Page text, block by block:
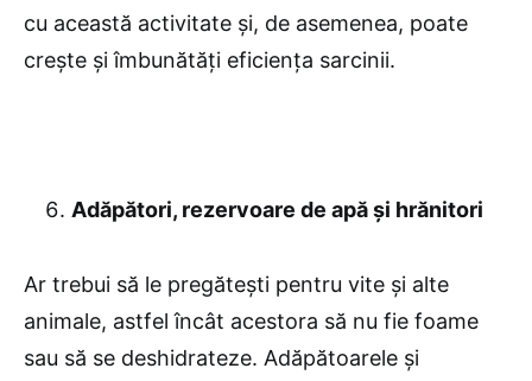
cu această activitate și, de asemenea, poate
crește și îmbunătăți eficiența sarcinii.
Adăpători, rezervoare de apă și hrănitori
Ar trebui să le pregătești pentru vite și alte
animale, astfel încât acestora să nu fie foame
sau să se deshidrateze. Adăpătoarele și